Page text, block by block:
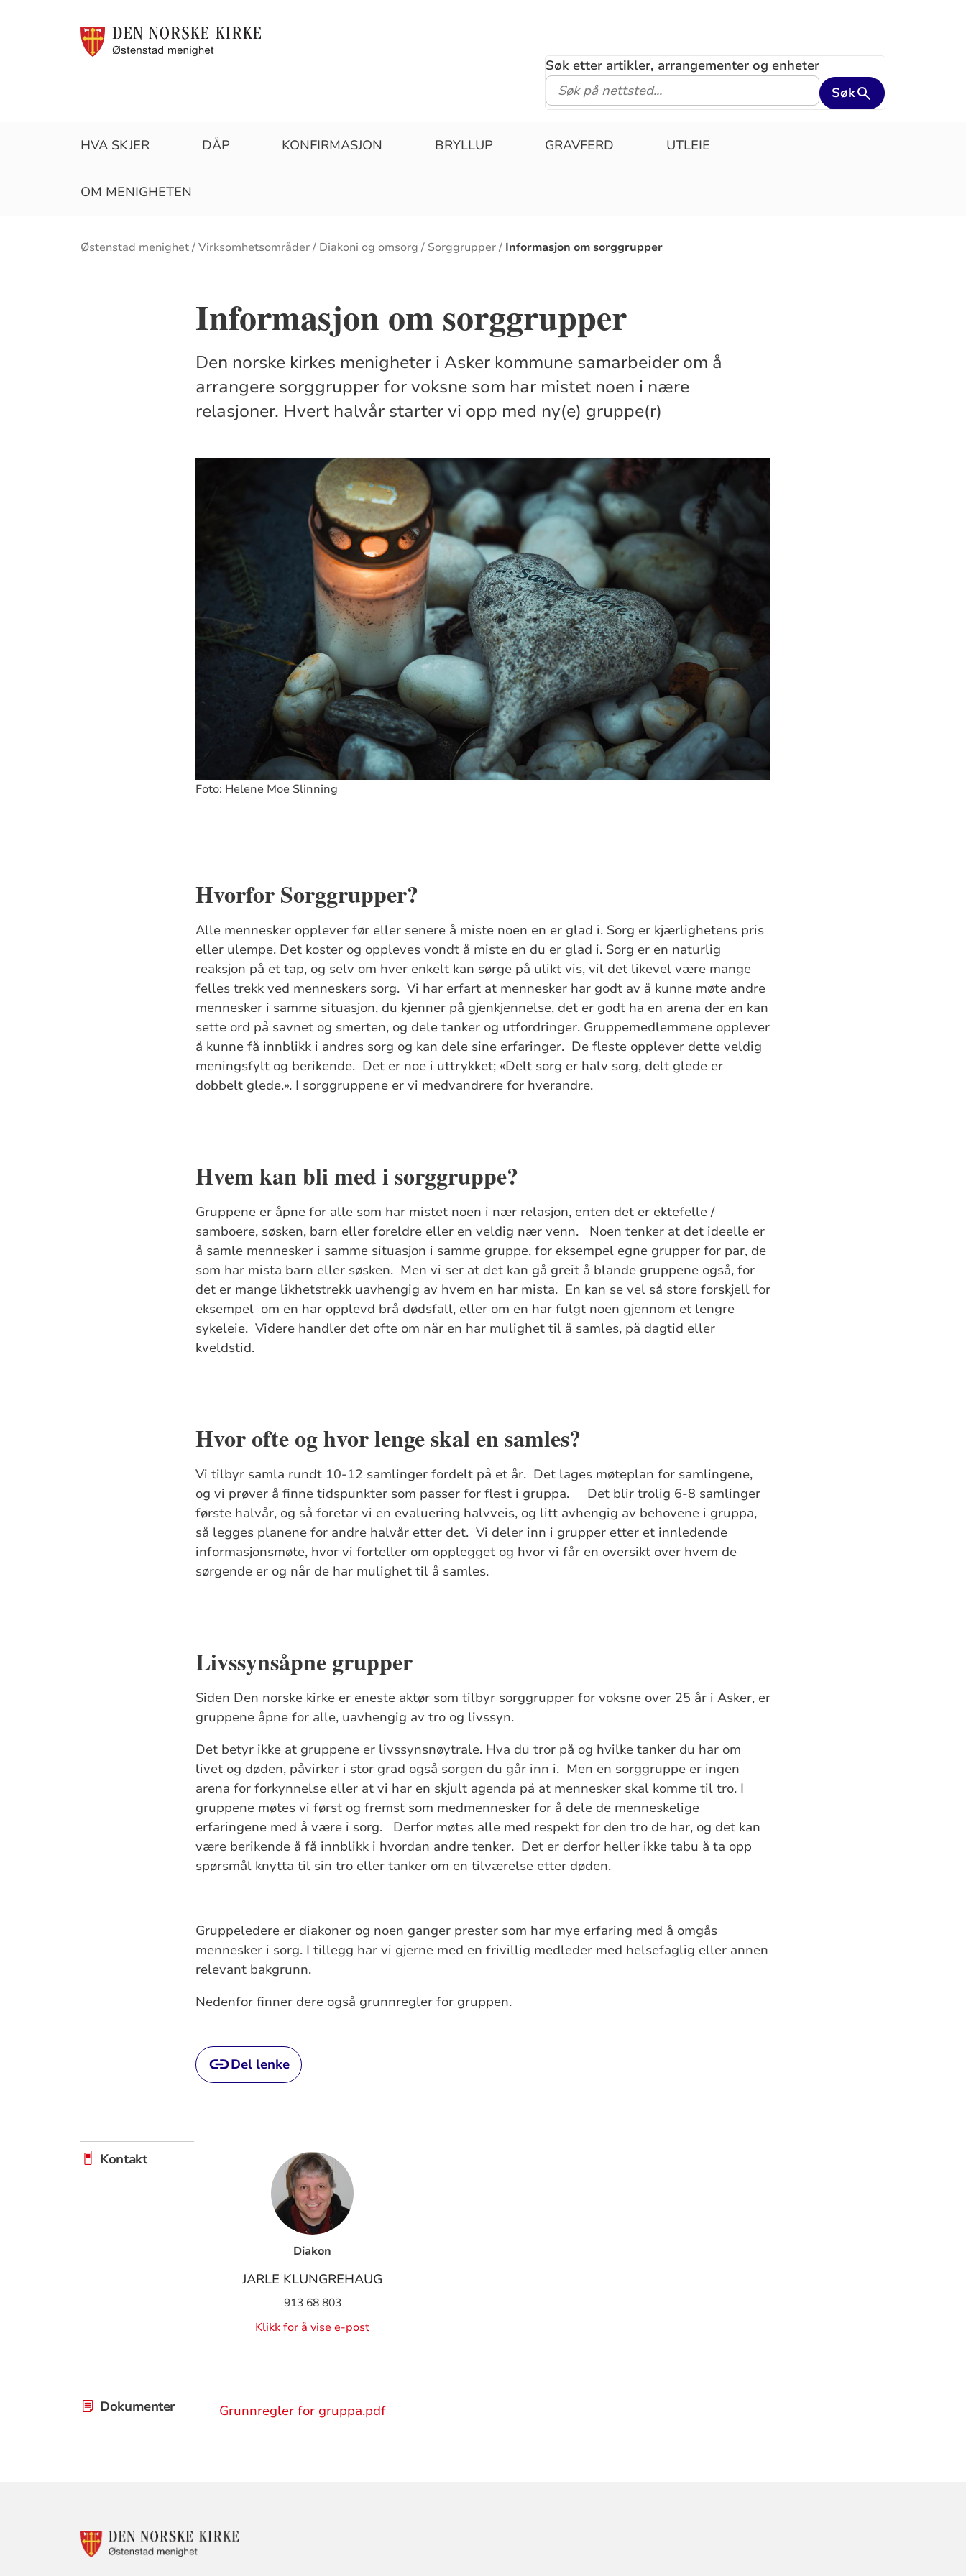
Søk etter artikler, arrangementer og enheter
Søk
HVA SKJER DÅP KONFIRMASJON BRYLLUP GRAVFERD UTLEIE
OM MENIGHETEN
Brødsmulesti
Østenstad menighet Virksomhetsområder Diakoni og omsorg Sorggrupper Informasjon om sorggrupper
Informasjon om sorggrupper
Den norske kirkes menigheter i Asker kommune samarbeider om å
arrangere sorggrupper for voksne som har mistet noen i nære
relasjoner. Hvert halvår starter vi opp med ny(e) gruppe(r)
Foto: Helene Moe Slinning
Hvorfor Sorggrupper?
Alle mennesker opplever før eller senere å miste noen en er glad i. Sorg er kjærlighetens pris
eller ulempe. Det koster og oppleves vondt å miste en du er glad i. Sorg er en naturlig
reaksjon på et tap, og selv om hver enkelt kan sørge på ulikt vis, vil det likevel være mange
felles trekk ved menneskers sorg. Vi har erfart at mennesker har godt av å kunne møte andre
mennesker i samme situasjon, du kjenner på gjenkjennelse, det er godt ha en arena der en kan
sette ord på savnet og smerten, og dele tanker og utfordringer. Gruppemedlemmene opplever
å kunne få innblikk i andres sorg og kan dele sine erfaringer. De fleste opplever dette veldig
meningsfylt og berikende. Det er noe i uttrykket; «Delt sorg er halv sorg, delt glede er
dobbelt glede.». I sorggruppene er vi medvandrere for hverandre.
Hvem kan bli med i sorggruppe?
Gruppene er åpne for alle som har mistet noen i nær relasjon, enten det er ektefelle /
samboere, søsken, barn eller foreldre eller en veldig nær venn. Noen tenker at det ideelle er
å samle mennesker i samme situasjon i samme gruppe, for eksempel egne grupper for par, de
som har mista barn eller søsken. Men vi ser at det kan gå greit å blande gruppene også, for
det er mange likhetstrekk uavhengig av hvem en har mista. En kan se vel så store forskjell for
eksempel om en har opplevd brå dødsfall, eller om en har fulgt noen gjennom et lengre
sykeleie. Videre handler det ofte om når en har mulighet til å samles, på dagtid eller
kveldstid.
Hvor ofte og hvor lenge skal en samles?
Vi tilbyr samla rundt 10-12 samlinger fordelt på et år. Det lages møteplan for samlingene,
og vi prøver å finne tidspunkter som passer for flest i gruppa. Det blir trolig 6-8 samlinger
første halvår, og så foretar vi en evaluering halvveis, og litt avhengig av behovene i gruppa,
så legges planene for andre halvår etter det. Vi deler inn i grupper etter et innledende
informasjonsmøte, hvor vi forteller om opplegget og hvor vi får en oversikt over hvem de
sørgende er og når de har mulighet til å samles.
Livssynsåpne grupper
Siden Den norske kirke er eneste aktør som tilbyr sorggrupper for voksne over 25 år i Asker, er
gruppene åpne for alle, uavhengig av tro og livssyn.
Det betyr ikke at gruppene er livssynsnøytrale. Hva du tror på og hvilke tanker du har om
livet og døden, påvirker i stor grad også sorgen du går inn i. Men en sorggruppe er ingen
arena for forkynnelse eller at vi har en skjult agenda på at mennesker skal komme til tro. I
gruppene møtes vi først og fremst som medmennesker for å dele de menneskelige
erfaringene med å være i sorg. Derfor møtes alle med respekt for den tro de har, og det kan
være berikende å få innblikk i hvordan andre tenker. Det er derfor heller ikke tabu å ta opp
spørsmål knytta til sin tro eller tanker om en tilværelse etter døden.
Gruppeledere er diakoner og noen ganger prester som har mye erfaring med å omgås
mennesker i sorg. I tillegg har vi gjerne med en frivillig medleder med helsefaglig eller annen
relevant bakgrunn.
Nedenfor finner dere også grunnregler for gruppen.
Del lenke
Kontakt
Diakon
JARLE KLUNGREHAUG
913 68 803
Klikk for å vise e-post
Dokumenter Grunnregler for gruppa.pdf
KONTAKTINFORMASJON